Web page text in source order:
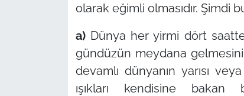
olarak eğimli olmasıdır. Şimdi
a)Dünya her yirmi dört
gündüzün meydana
devamlı dünyanın yarısı
ışıkları kendisine bakan